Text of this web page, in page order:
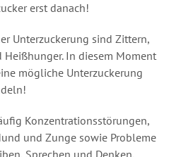
erst danach!
Unterzuckerung sind Zittern,
Heißhunger. In diesem Moment
mögliche Unterzuckerung
Konzentrationsstörungen,
und Zunge sowie Probleme